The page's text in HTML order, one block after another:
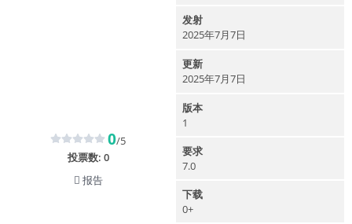
0/5
投票数: 0
报告
发射
2025年7月7日
更新
2025年7月7日
版本
1
要求
7.0
下载
0+